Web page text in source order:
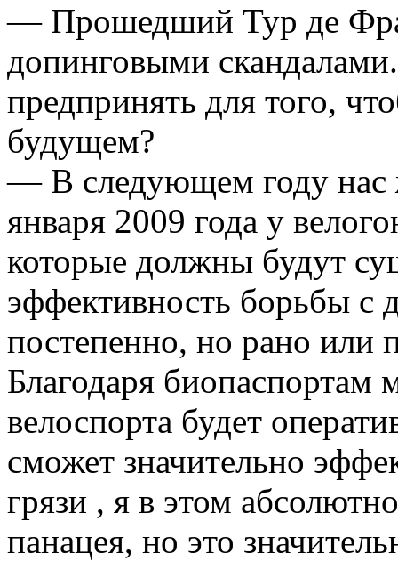
— Прошедший Тур де
допинговыми
предпринять для того,
будущем?
— В следующем году нас
января 2009 года у
которые должны будут
эффективность борьбы с
постепенно, но рано или
Благодаря биопаспортам
велоспорта будет
сможет значительно
грязи , я в этом
панацея, но это